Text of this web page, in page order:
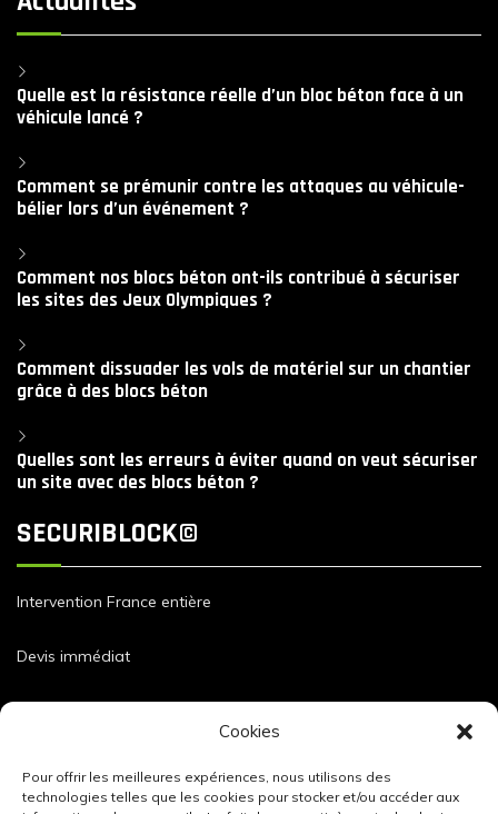
Cookies
Pour offrir les meilleures expériences, nous utilisons des
technologies telles que les cookies pour stocker et/ou accéder aux
Quelle est la résistance réelle d’un bloc béton face à un
véhicule lancé ?
Comment se prémunir contre les attaques au véhicule-
bélier lors d’un événement ?
Comment nos blocs béton ont-ils contribué à sécuriser
les sites des Jeux Olympiques ?
Comment dissuader les vols de matériel sur un chantier
grâce à des blocs béton
Quelles sont les erreurs à éviter quand on veut sécuriser
un site avec des blocs béton ?
SECURIBLOCK©
Intervention France entière
Devis immédiat
Dimensions et caractéristiques de nos blocs